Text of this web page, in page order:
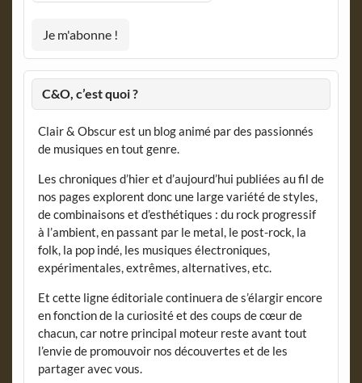
C&O, c’est quoi ?
Clair & Obscur est un blog animé par des passionnés
de musiques en tout genre.
Les chroniques d’hier et d’aujourd’hui publiées au fil de
nos pages explorent donc une large variété de styles,
de combinaisons et d’esthétiques : du rock progressif
à l’ambient, en passant par le metal, le post-rock, la
folk, la pop indé, les musiques électroniques,
expérimentales, extrêmes, alternatives, etc.
Et cette ligne éditoriale continuera de s’élargir encore
en fonction de la curiosité et des coups de cœur de
chacun, car notre principal moteur reste avant tout
l’envie de promouvoir nos découvertes et de les
partager avec vous.